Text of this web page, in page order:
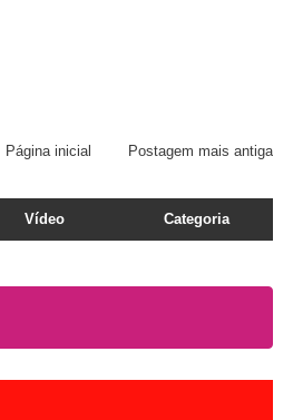
Postagem mais antiga
Página inicial
Vídeo Categoria